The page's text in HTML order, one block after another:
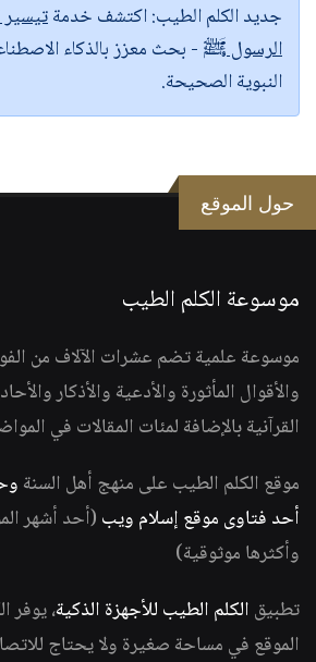
جديد الكلم الطيب:اكتشف خدمة
الرسول ﷺ - بحث معزز بالذكاء
النبوية الصحيحة.
حول الموقع
موسوعة الكلم الطيب
موسوعة علمية تضم عشرات الآلاف من
والأقوال المأثورة والأدعية والأذكار
القرآنية بالإضافة لمئات المقالات في
موقع الكلم الطيب على منهج أهل السنة
أحد فتاوى موقع إسلام ويب (أحد أشهر
وأكثرها موثوقية)
تطبيق الكلم الطيب للأجهزة الذكية، يوفر
الموقع في مساحة صغيرة ولا يحتاج